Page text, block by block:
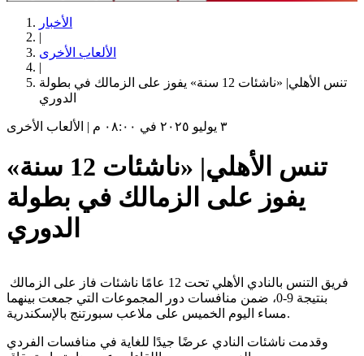
الأخبار
|
الألعاب الأخرى
|
تنس الأهلي| «ناشئات 12 سنة» يفوز على الزمالك في بطولة
الدوري
٣ يوليو ٢٠٢٥ في ٠٨:٠٠ م | الألعاب الأخرى
تنس الأهلي| «ناشئات 12 سنة»
يفوز على الزمالك في بطولة
الدوري
بنتيجة 9-0، ضمن منافسات دور المجموعات التي جمعت بينهما
مساء اليوم الخميس على ملاعب سبورتنج بالإسكندرية.
وقدمت ناشئات النادي عرضًا جيدًا للغاية في منافسات الفردي